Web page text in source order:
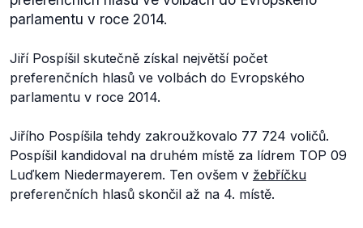
parlamentu v roce 2014.
Jiří Pospíšil skutečně získal největší počet
preferenčních hlasů ve volbách do Evropského
parlamentu v roce 2014.
Jiřího Pospíšila tehdy zakroužkovalo 77 724 voličů.
Pospíšil kandidoval na druhém místě za lídrem TOP 09
Luďkem Niedermayerem. Ten ovšem v žebříčku
preferenčních hlasů skončil až na 4. místě.